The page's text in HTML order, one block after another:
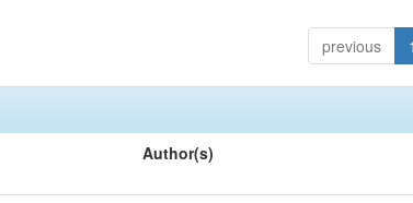
previous 1
Author(s)